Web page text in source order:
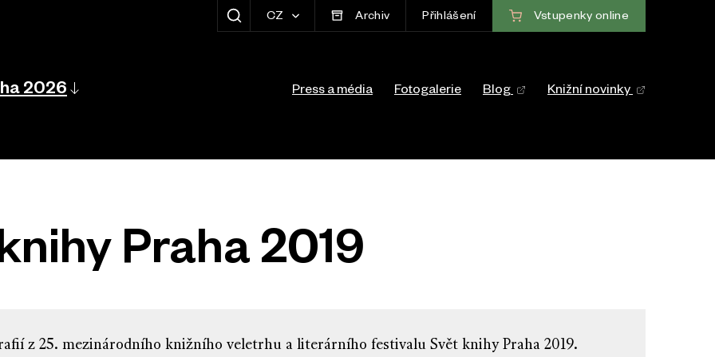
ZOBRAZIT HLEDÁNÍ
CZ Archiv Přihlášení Vstupenky online
2026 Vedlejší navigace
Press a média Fotogalerie Blog Knižní novinky
Praha 2019
z 25. mezinárodního knižního veletrhu a literárního festivalu Svět knihy Praha 2019.